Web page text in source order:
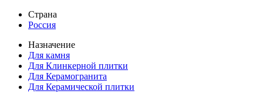
Страна
Россия
Назначение
Для камня
Для Клинкерной плитки
Для Керамогранита
Для Керамической плитки